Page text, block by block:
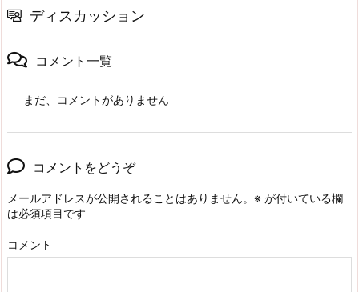
ディスカッション
コメント一覧
まだ、コメントがありません
コメントをどうぞ
メールアドレスが公開されることはありません。 ※ が付いている欄
は必須項目です
コメント